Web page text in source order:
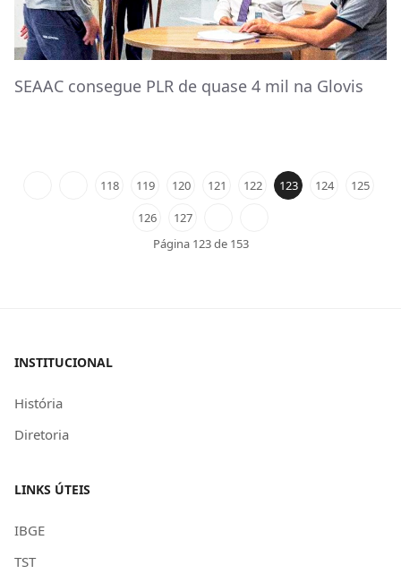
SEAAC consegue PLR de quase 4 mil na Glovis
118 119 120 121 122 123 124
125
126
127
Página 123 de 153
INSTITUCIONAL
História
Diretoria
LINKS ÚTEIS
IBGE
TST